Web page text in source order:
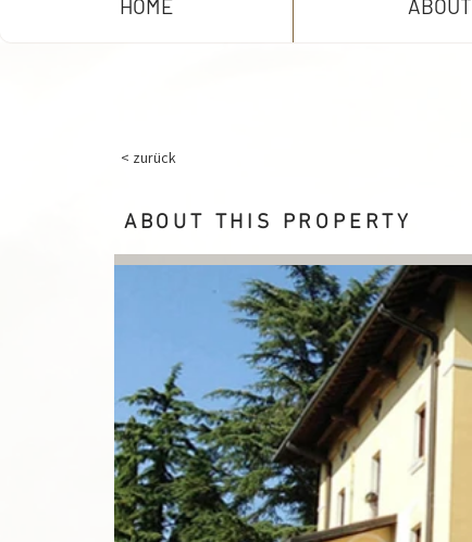
HOME ABOUT
ABOUT THIS PROPERTY
< zurück